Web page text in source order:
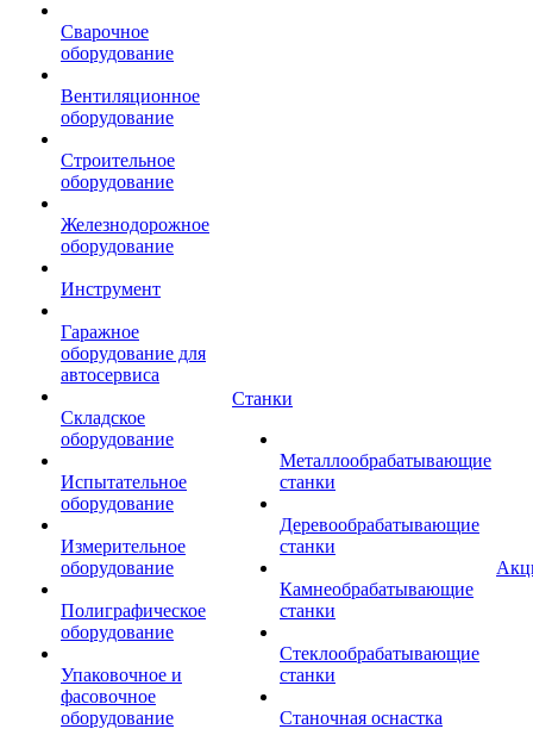
Сварочное
оборудование
Вентиляционное
оборудование
Строительное
оборудование
Железнодорожное
оборудование
Инструмент
Гаражное
оборудование для
автосервиса
Складское
оборудование
Испытательное
оборудование
Измерительное
оборудование
Полиграфическое
оборудование
Упаковочное и
фасовочное
оборудование
Станки
Металлообрабатывающие
станки
Деревообрабатывающие
станки
Камнеобрабатывающие
станки
Стеклообрабатывающие
станки
Станочная оснастка